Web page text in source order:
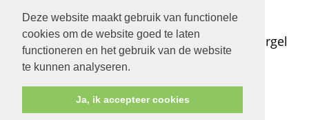
Deze website maakt gebruik van functionele
cookies om de website goed te laten
functioneren en het gebruik van de website
te kunnen analyseren.
Ja, ik accepteer cookies
Zomers inloopconcert met dwarsfluit en orgel
15-08-2026 om 15.00